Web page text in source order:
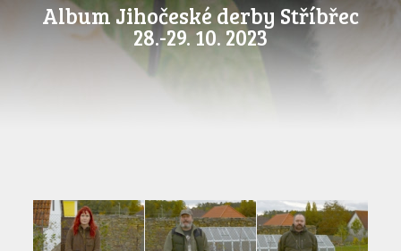
Album Jihočeské derby Stříbřec
28.-29. 10. 2023